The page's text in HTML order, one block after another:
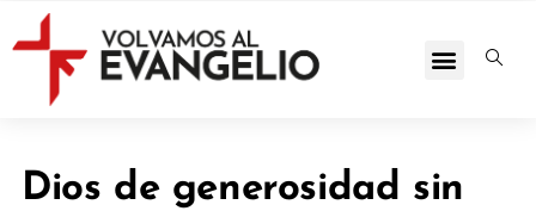
Dios de generosidad sin